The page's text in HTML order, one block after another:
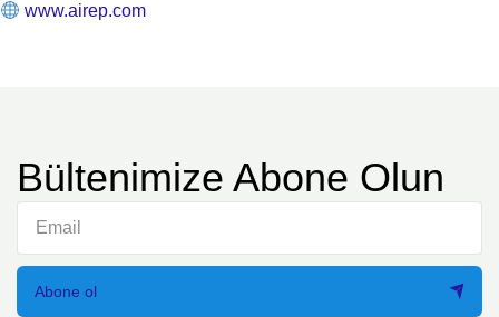
www.airep.com
Bültenimize Abone Olun
Abone ol